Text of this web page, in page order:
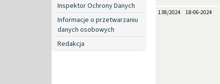
Inspektor Ochrony Danych
Informacje o przetwarzaniu
danych osobowych
Redakcja
138/2024 18-06-2024